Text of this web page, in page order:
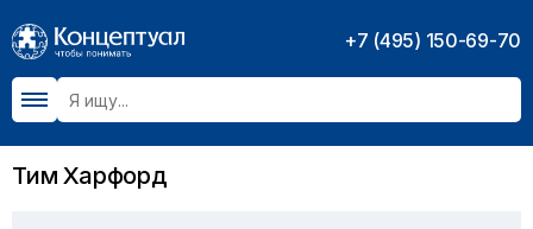
+7 (495) 150-69-70
Тим Харфорд